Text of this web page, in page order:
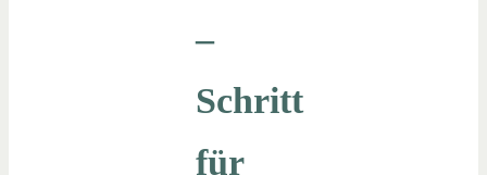
–
Schritt
für